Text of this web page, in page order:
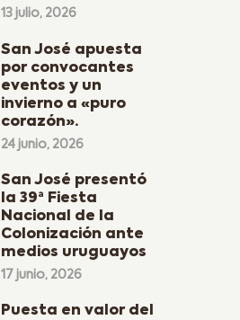
13 julio, 2026
San José apuesta
por convocantes
eventos y un
invierno a «puro
corazón».
24 junio, 2026
San José presentó
la 39ª Fiesta
Nacional de la
Colonización ante
medios uruguayos
17 junio, 2026
Puesta en valor del